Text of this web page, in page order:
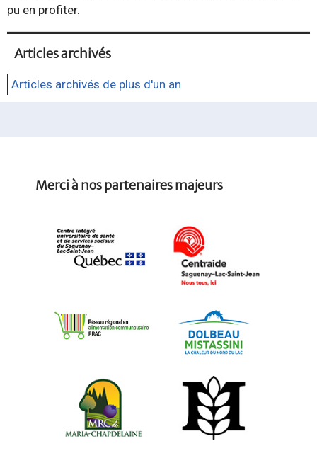
pu en profiter.
Articles archivés
Articles archivés de plus d'un an
Merci à nos partenaires majeurs